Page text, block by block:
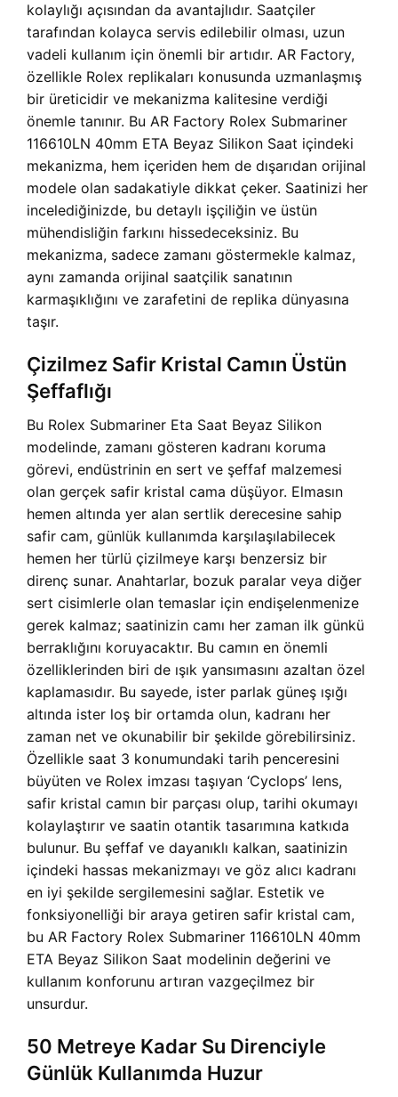
kolaylığı açısından da avantajlıdır. Saatçiler
tarafından kolayca servis edilebilir olması, uzun
vadeli kullanım için önemli bir artıdır. AR Factory,
özellikle Rolex replikaları konusunda uzmanlaşmış
bir üreticidir ve mekanizma kalitesine verdiği
önemle tanınır. Bu AR Factory Rolex Submariner
116610LN 40mm ETA Beyaz Silikon Saat içindeki
mekanizma, hem içeriden hem de dışarıdan orijinal
modele olan sadakatiyle dikkat çeker. Saatinizi her
incelediğinizde, bu detaylı işçiliğin ve üstün
mühendisliğin farkını hissedeceksiniz. Bu
mekanizma, sadece zamanı göstermekle kalmaz,
aynı zamanda orijinal saatçilik sanatının
karmaşıklığını ve zarafetini de replika dünyasına
taşır.
Çizilmez Safir Kristal Camın Üstün
Şeffaflığı
Bu Rolex Submariner Eta Saat Beyaz Silikon
modelinde, zamanı gösteren kadranı koruma
görevi, endüstrinin en sert ve şeffaf malzemesi
olan gerçek safir kristal cama düşüyor. Elmasın
hemen altında yer alan sertlik derecesine sahip
safir cam, günlük kullanımda karşılaşılabilecek
hemen her türlü çizilmeye karşı benzersiz bir
direnç sunar. Anahtarlar, bozuk paralar veya diğer
sert cisimlerle olan temaslar için endişelenmenize
gerek kalmaz; saatinizin camı her zaman ilk günkü
berraklığını koruyacaktır. Bu camın en önemli
özelliklerinden biri de ışık yansımasını azaltan özel
kaplamasıdır. Bu sayede, ister parlak güneş ışığı
altında ister loş bir ortamda olun, kadranı her
zaman net ve okunabilir bir şekilde görebilirsiniz.
Özellikle saat 3 konumundaki tarih penceresini
büyüten ve Rolex imzası taşıyan ‘Cyclops’ lens,
safir kristal camın bir parçası olup, tarihi okumayı
kolaylaştırır ve saatin otantik tasarımına katkıda
bulunur. Bu şeffaf ve dayanıklı kalkan, saatinizin
içindeki hassas mekanizmayı ve göz alıcı kadranı
en iyi şekilde sergilemesini sağlar. Estetik ve
fonksiyonelliği bir araya getiren safir kristal cam,
bu AR Factory Rolex Submariner 116610LN 40mm
ETA Beyaz Silikon Saat modelinin değerini ve
kullanım konforunu artıran vazgeçilmez bir
unsurdur.
50 Metreye Kadar Su Direnciyle
Günlük Kullanımda Huzur